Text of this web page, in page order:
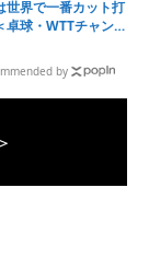
世界で一番カット打
卓球・WTTチャンピ
by